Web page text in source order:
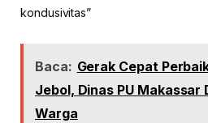
kondusivitas”
Baca: Gerak Cepat
Jebol, Dinas PU Makassar
Warga